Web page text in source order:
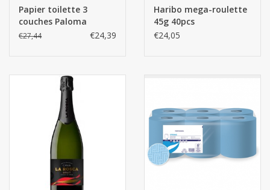
Papier toilette 3
couches Paloma
Exclusive Plus 48
€27,44 €24,39
Haribo mega-roulette
45g 40pcs
€24,05